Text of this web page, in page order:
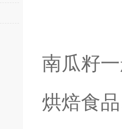
南瓜籽
烘焙食